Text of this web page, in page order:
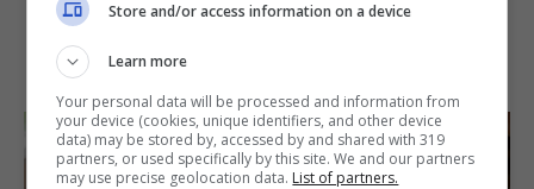
IN PRIMO PIANO
Store and/or access information on a device
Learn more
Your personal data will be processed and information from
your device (cookies, unique identifiers, and other device
data) may be stored by, accessed by and shared with 319
partners, or used specifically by this site. We and our partners
may use precise geolocation data. List of partners.